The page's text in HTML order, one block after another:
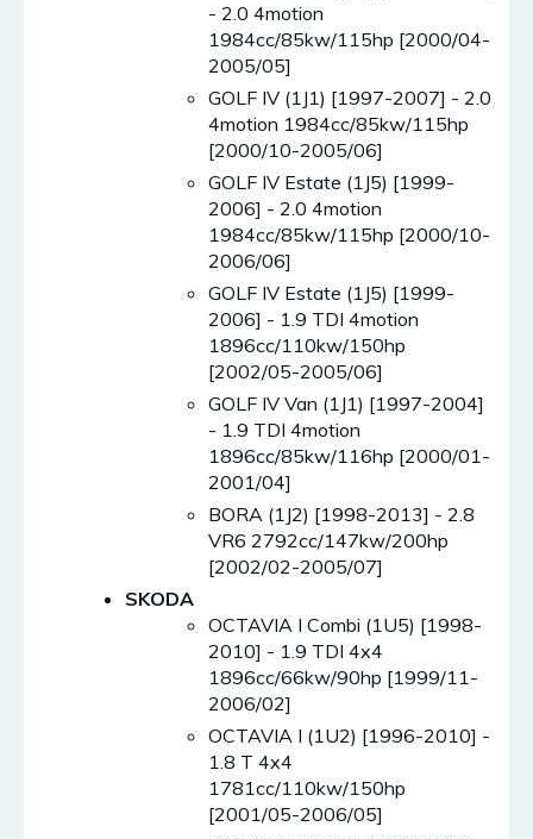
- 2.0 4motion
1984cc/85kw/115hp [2000/04-
2005/05]
GOLF IV (1J1) [1997-2007] - 2.0
4motion 1984cc/85kw/115hp
[2000/10-2005/06]
GOLF IV Estate (1J5) [1999-
2006] - 2.0 4motion
1984cc/85kw/115hp [2000/10-
2006/06]
GOLF IV Estate (1J5) [1999-
2006] - 1.9 TDI 4motion
1896cc/110kw/150hp
[2002/05-2005/06]
GOLF IV Van (1J1) [1997-2004]
- 1.9 TDI 4motion
1896cc/85kw/116hp [2000/01-
2001/04]
BORA (1J2) [1998-2013] - 2.8
VR6 2792cc/147kw/200hp
[2002/02-2005/07]
SKODA
OCTAVIA I Combi (1U5) [1998-
2010] - 1.9 TDI 4x4
1896cc/66kw/90hp [1999/11-
2006/02]
OCTAVIA I (1U2) [1996-2010] -
1.8 T 4x4
1781cc/110kw/150hp
[2001/05-2006/05]